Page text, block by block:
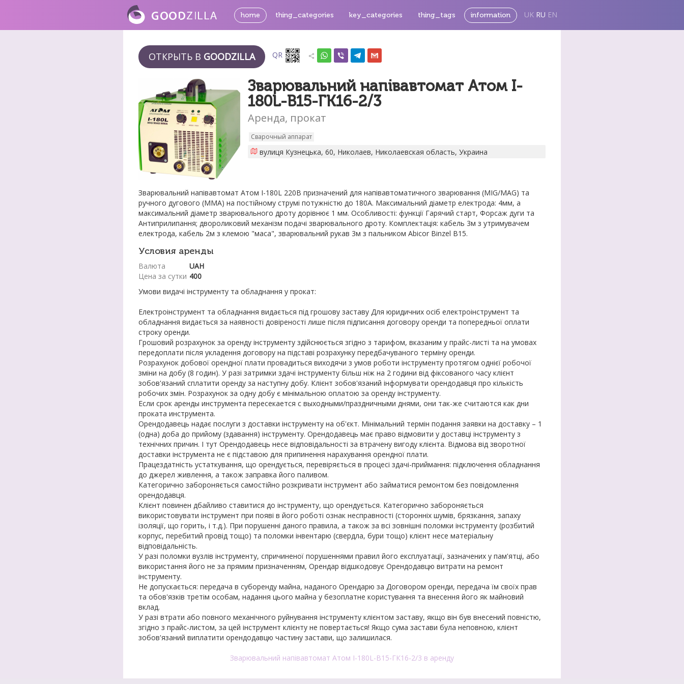
home thing_categories key_categories thing_tags information UK RU EN
ОТКРЫТЬ В GOODZILLA QR
Зварювальний напівавтомат Атом I-
180L-B15-ГК16-2/3
Аренда, прокат
Сварочный аппарат
вулиця Кузнецька, 60, Николаев, Николаевская область, Украина
Зварювальний напівавтомат Атом I-180L 220В призначений для напівавтоматичного зварювання (MIG/MAG) та
ручного дугового (ММА) на постійному струмі потужністю до 180А. Максимальний діаметр електрода: 4мм, а
максимальний діаметр зварювального дроту дорівнює 1 мм. Особливості: функції Гарячий старт, Форсаж дуги та
Антиприлипання; двороликовий механізм подачі зварювального дроту. Комплектація: кабель 3м з утримувачем
електрода, кабель 2м з клемою "маса", зварювальний рукав 3м з пальником Abicor Binzel B15.
Условия аренды
Валюта
UAH
Цена за сутки 400
Умови видачі інструменту та обладнання у прокат:
Електроінструмент та обладнання видається під грошову заставу Для юридичних осіб електроінструмент та
обладнання видається за наявності довіреності лише після підписання договору оренди та попередньої оплати
строку оренди.
Грошовий розрахунок за оренду інструменту здійснюється згідно з тарифом, вказаним у прайс-листі та на умовах
передоплати після укладення договору на підставі розрахунку передбачуваного терміну оренди.
Розрахунок добової орендної плати провадиться виходячи з умов роботи інструменту протягом однієї робочої
зміни на добу (8 годин). У разі затримки здачі інструменту більш ніж на 2 години від фіксованого часу клієнт
зобов'язаний сплатити оренду за наступну добу. Клієнт зобов'язаний інформувати орендодавця про кількість
робочих змін. Розрахунок за одну добу є мінімальною оплатою за оренду інструменту.
Если срок аренды инструмента пересекается с выходными/праздничными днями, они так-же считаются как дни
проката инструмента.
Орендодавець надає послуги з доставки інструменту на об'єкт. Мінімальний термін подання заявки на доставку – 1
(одна) доба до прийому (здавання) інструменту. Орендодавець має право відмовити у доставці інструменту з
технічних причин. І тут Орендодавець несе відповідальності за втрачену вигоду клієнта. Відмова від зворотної
доставки інструмента не є підставою для припинення нарахування орендної плати.
Працездатність устаткування, що орендується, перевіряється в процесі здачі-приймання: підключення обладнання
до джерел живлення, а також заправка його паливом.
Категорично забороняється самостійно розкривати інструмент або займатися ремонтом без повідомлення
орендодавця.
Клієнт повинен дбайливо ставитися до інструменту, що орендується. Категорично забороняється
використовувати інструмент при появі в його роботі ознак несправності (сторонніх шумів, брязкання, запаху
ізоляції, що горить, і т.д.). При порушенні даного правила, а також за всі зовнішні поломки інструменту (розбитий
корпус, перебитий провід тощо) та поломки інвентарю (свердла, бури тощо) клієнт несе матеріальну
відповідальність.
У разі поломки вузлів інструменту, спричиненої порушеннями правил його експлуатації, зазначених у пам'ятці, або
використання його не за прямим призначенням, Орендар відшкодовує Орендодавцю витрати на ремонт
інструменту.
Не допускається: передача в суборенду майна, наданого Орендарю за Договором оренди, передача їм своїх прав
та обов'язків третім особам, надання цього майна у безоплатне користування та внесення його як майновий
вклад.
У разі втрати або повного механічного руйнування інструменту клієнтом заставу, якщо він був внесений повністю,
згідно з прайс-листом, за цей інструмент клієнту не повертається! Якщо сума застави була неповною, клієнт
зобов'язаний виплатити орендодавцю частину застави, що залишилася.
Зварювальний напівавтомат Атом I-180L-B15-ГК16-2/3 в аренду